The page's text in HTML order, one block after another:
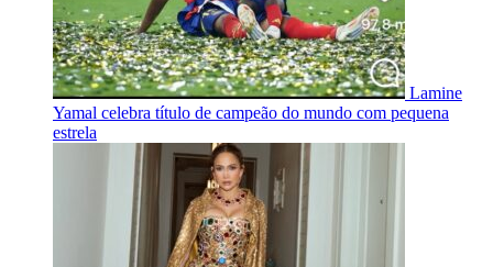
Lamine
Yamal celebra título de campeão do mundo com pequena
estrela